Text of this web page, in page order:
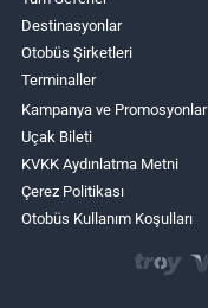
Destinasyonlar
Otobüs Şirketleri
Terminaller
Kampanya ve Promosyonlar
Uçak Bileti
KVKK Aydınlatma Metni
Çerez Politikası
Otobüs Kullanım Koşulları